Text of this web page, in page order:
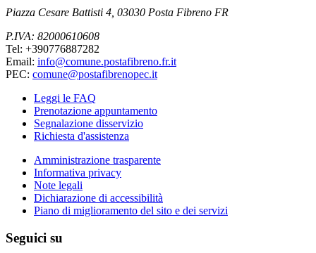
Piazza Cesare Battisti 4, 03030 Posta Fibreno FR
P.IVA: 82000610608
Tel: +390776887282
Email: info@comune.postafibreno.fr.it
PEC: comune@postafibrenopec.it
Leggi le FAQ
Prenotazione appuntamento
Segnalazione disservizio
Richiesta d'assistenza
Amministrazione trasparente
Informativa privacy
Note legali
Dichiarazione di accessibilità
Piano di miglioramento del sito e dei servizi
Seguici su